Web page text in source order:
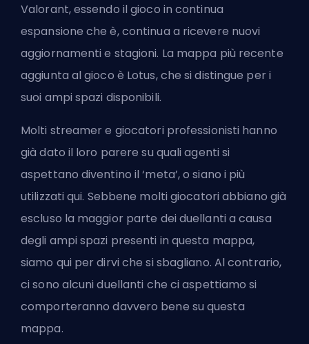
Valorant, essendo il gioco in continua
espansione che è, continua a ricevere nuovi
aggiornamenti e stagioni. La mappa più recente
aggiunta al gioco è Lotus, che si distingue per i
suoi ampi spazi disponibili.
Molti streamer e giocatori professionisti hanno
già dato il loro parere su qualiagenti si
aspettano diventino il ‘meta’, o siano i più
utilizzati qui. Sebbene molti giocatori abbiano già
escluso la maggior parte dei duellanti a causa
degli ampi spazi presenti in questa mappa,
siamo qui per dirvi che si sbagliano. Al contrario,
ci sono alcuni duellanti che ci aspettiamo si
comporteranno davvero bene su questa
mappa.